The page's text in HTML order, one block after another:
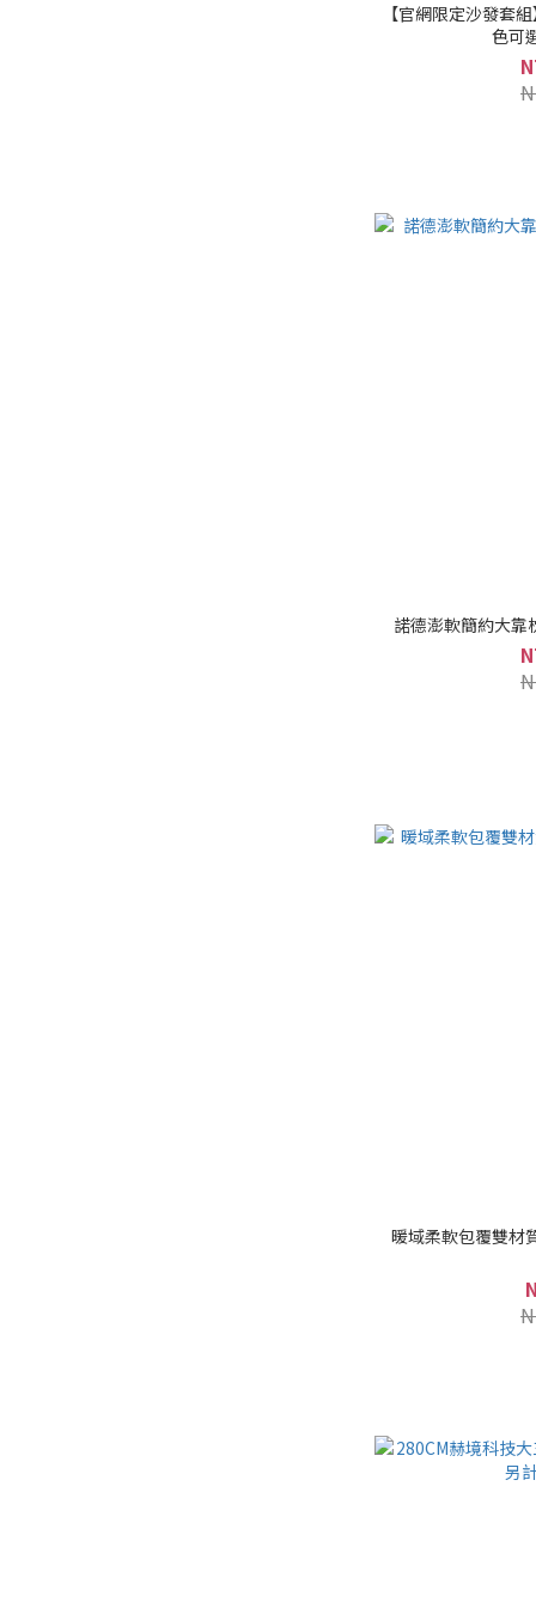
【官網限定沙發套
色可
諾德澎軟簡約大靠
暖域柔軟包覆雙材